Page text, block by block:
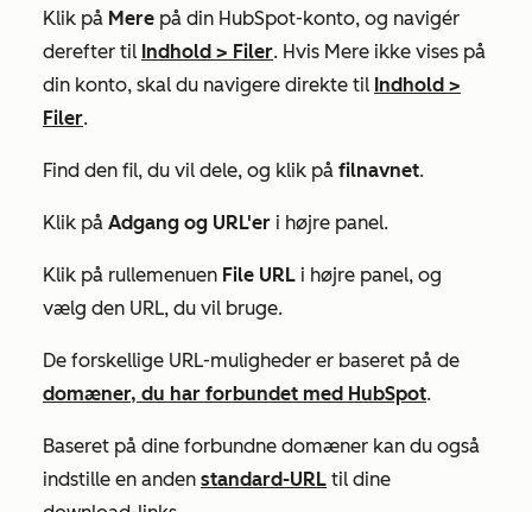
Klik på Mere på din HubSpot-konto, og navigér
derefter til Indhold > Filer. Hvis Mere ikke vises på
din konto, skal du navigere direkte til Indhold >
Filer.
Find den fil, du vil dele, og klik på filnavnet.
Klik på Adgang og URL'er i højre panel.
Klik på rullemenuen File URL i højre panel, og
vælg den URL, du vil bruge.
De forskellige URL-muligheder er baseret på de
domæner, du har forbundet med HubSpot.
Baseret på dine forbundne domæner kan du også
indstille en anden standard-URL til dine